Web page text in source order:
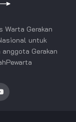
Warta Gerakan
untuk
Gerakan